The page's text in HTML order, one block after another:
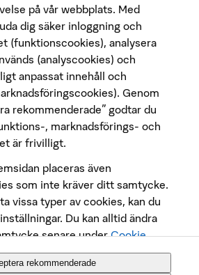
medier
på vår webbplats. Med
dig säker inloggning och
(funktionscookies), analysera
(analyscookies) och
anpassat innehåll och
Genom
rekommenderade" godtar du
, marknadsförings- och
är frivilligt.
placeras även
som inte kräver ditt samtycke.
vissa typer av cookies, kan du
Du kan alltid ändra
senare under Cookie
av cookies och annan
innebär att vi behandlar
rekommenderade